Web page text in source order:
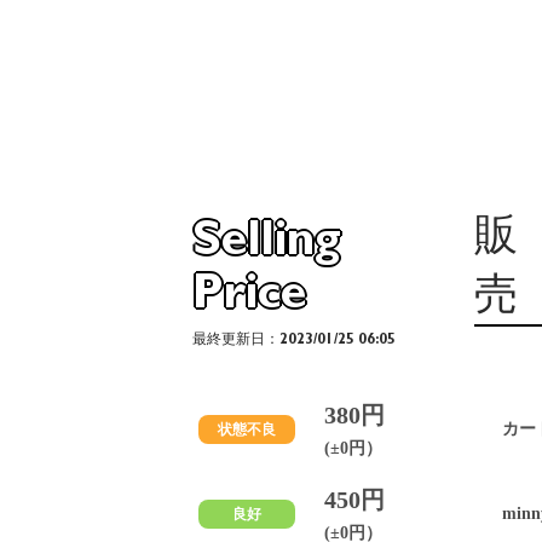
Selling
Price
販
売
最終更新日：2023/01/25 06:05
状態不良
380円
(±0円）
カー
良好
450円
(±0円）